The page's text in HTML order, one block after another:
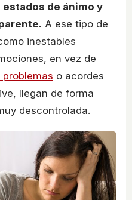
de ánimo y
A ese tipo de
inestables
en vez de
o acordes
llegan de forma
descontrolada.